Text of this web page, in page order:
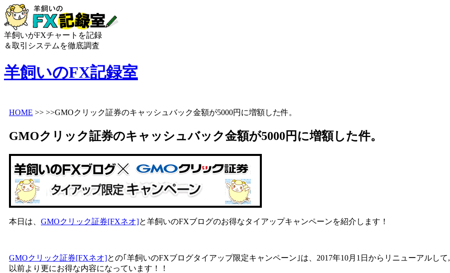
羊飼いがFXチャートを記録
＆取引システムを徹底調査
羊飼いのFX記録室
HOME >> >>GMOクリック証券のキャッシュバック金額が5000円に増額した件。
GMOクリック証券のキャッシュバック金額が5000円に増額した件。
本日は、 GMOクリック証券[FXネオ]と羊飼いのFXブログのお得なタイアップキャンペーンを紹介します！
GMOクリック証券[FXネオ]との｢羊飼いのFXブログタイアップ限定キャンペーン｣は、2017年10月1日からリニューアルして,
以前より更にお得な内容になっています！！